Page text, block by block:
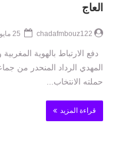
العاج
chadafmbouz122
دفع الارتباط بالهوية
المهدي الرداد المنحدر من
حملته الانتخاب...
قراءة المزيد